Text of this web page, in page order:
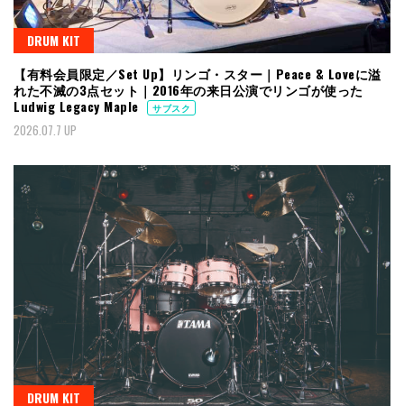
DRUM KIT
【有料会員限定／Set Up】リンゴ・スター｜Peace & Loveに溢
れた不滅の3点セット｜2016年の来日公演でリンゴが使った
Ludwig Legacy Maple
サブスク
2026.07.7 UP
DRUM KIT